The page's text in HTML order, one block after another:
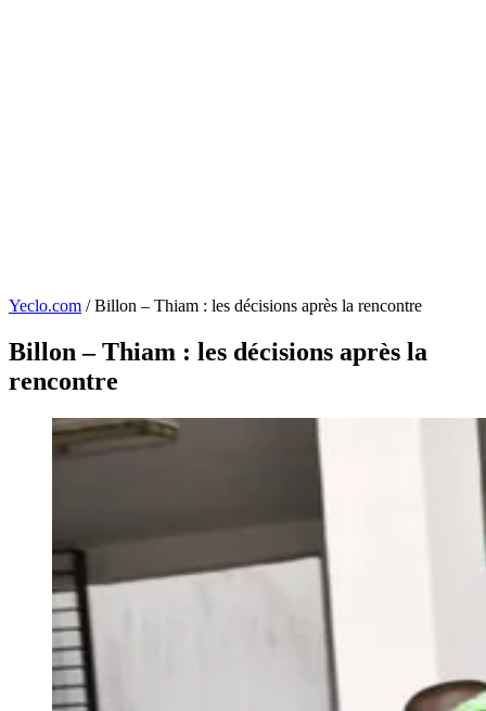
Yeclo.com / Billon – Thiam : les décisions après la rencontre
Billon – Thiam : les décisions après la
rencontre